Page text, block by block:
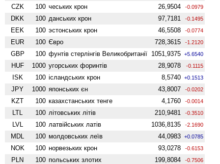
CZK 100 чеських крон 26,9504 -0.0979
DKK 100 данських крон 97,7181 -0.1495
EEK 100 эстонських крон 46,5508 -0.0774
EUR 100 Євро 728,3615 -1.2120
GBP 100 фунтів стерлінгів Велико­британії 1051,9375 +5.6540
HUF 1000 угорських форинтів 28,9078 -0.1115
ISK 100 ісландських крон 8,5740 +0.1513
JPY 1000 японських єн 43,8007 -0.0202
KZT 100 казахстанських тенге 4,1760 -0.0014
LTL 100 літовських літів 210,9481 -0.3510
LVL 100 латвійських латів 1036,8135 -2.1690
MDL 100 молдовських леїв 44,0983 +0.0785
NOK 100 норвезьких крон 93,0278 -0.6153
PLN 100 польських злотих 199,8084 -0.7506